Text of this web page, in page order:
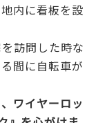
内に看板を設
訪問した時な
間に自転車が
ワイヤーロッ